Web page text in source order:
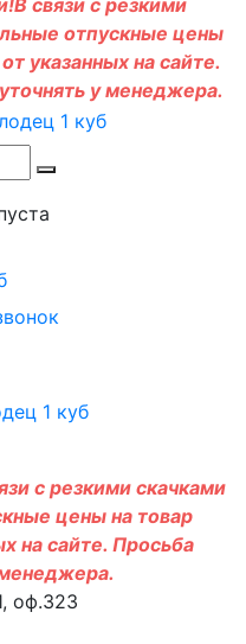
связи с резкими
отпускные цены
указанных на сайте.
у менеджера.
с резкими скачками
цены на товар
на сайте. Просьба
оф.323